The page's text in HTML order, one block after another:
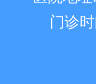
门诊